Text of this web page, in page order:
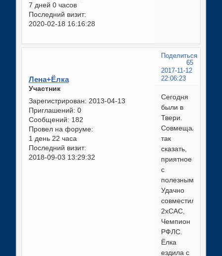
7 дней 0 часов
Последний визит:
2020-02-18 16:16:28
Поделиться
65
2017-11-12
22:06:23
Лена+Ёлка
Участник
Зарегистрирован: 2013-04-13
Приглашений: 0
Сообщений: 182
Провел на форуме:
1 день 22 часа
Последний визит:
2018-09-03 13:29:32
Сегодня
были в
Твери.
Совмещали,
так
сказать,
приятное
с
полезным.
Удачно
совместили,
2хСАС,
Чемпион
РФЛС.
Ёлка
ездила с